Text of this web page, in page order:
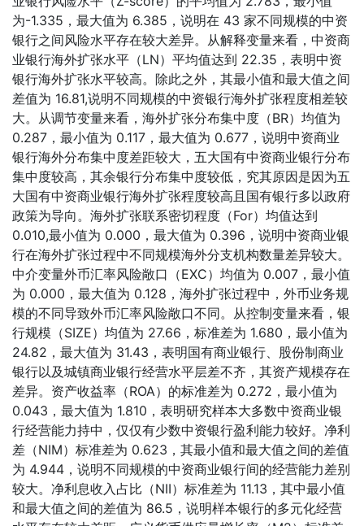
为-1.335，最大值为 6.385，说明在 43 家不同规模的中资
银行之间风险水平存在较大差异。从解释变量来看，中资商
业银行海外扩张水平（LN）平均值达到 22.35，表明中资
银行海外扩张水平较高。除此之外，其最小值和最大值之间
差值为 16.81,说明不同规模的中资银行海外扩张程度相差较
大。从调节变量来看，海外扩张分布集中度（BR）均值为
0.287，最小值为 0.117，最大值为 0.677，说明中资商业
银行海外分布集中度差距较大，五大国有中资商业银行分布
集中度较高，其余银行分布集中度较低，究其原因是因为五
大国有中资商业银行海外扩张程度较高且国有银行多以政府
政策为导向。海外扩张联系密切程度（For）均值达到
0.010,最小值为 0.000，最大值为 0.396，说明中资商业银
行在海外扩张过程中不同规模海外分支机构数量差异较大。
中介变量外币汇率风险敞口（EXC）均值为 0.007，最小值
为 0.000，最大值为 0.128，海外扩张过程中，外币业务规
模的不同导致外币汇率风险敞口不同。从控制变量来看，银
行规模（SIZE）均值为 27.66，标准差为 1.680，最小值为
24.82，最大值为 31.43，表明国有商业银行、股份制商业
银行以及城镇商业银行经营水平层差不齐，其资产规模存在
差异。资产收益率（ROA）的标准差为 0.272，最小值为
0.043，最大值为 1.810，表明研究样本大多数中资商业银
行经营能力持中，仅仅有少数中资银行盈利能力较好。净利
差（NIM）标准差为 0.623，其最小值和最大值之间的差值
为 4.944，说明不同规模的中资商业银行间的经营能力差别
较大。净利息收入占比（NII）标准差为 11.13，其中最小值
和最大值之间的差值为 86.5，说明样本银行的多元化经营